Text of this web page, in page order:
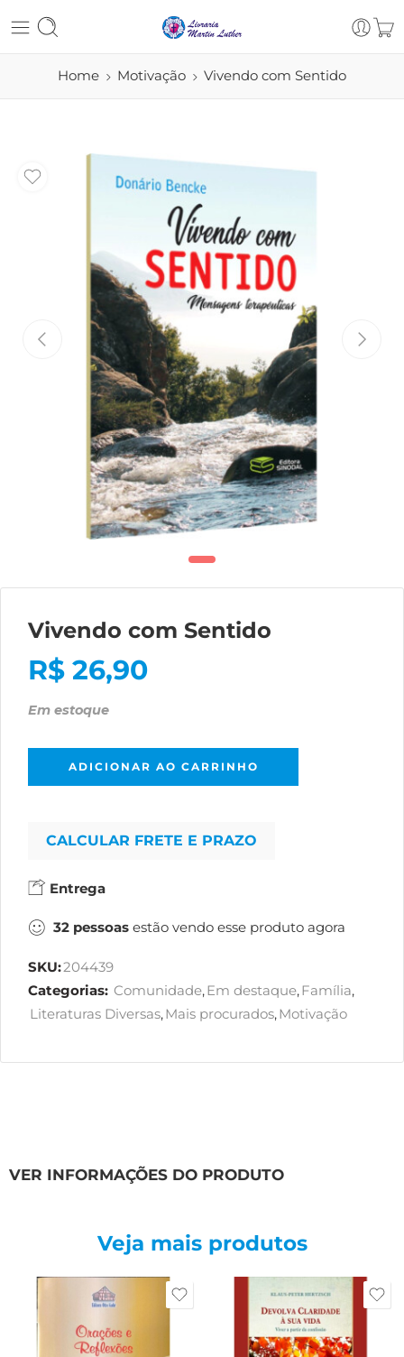
Home Motivação Vivendo com Sentido
Vivendo com Sentido
R$ 26,90
Em estoque
ADICIONAR AO CARRINHO
CALCULAR FRETE E PRAZO
Entrega
32 pessoas estão vendo esse produto agora
SKU:204439
Categorias: Comunidade,Em destaque,Família,
Literaturas Diversas,Mais procurados,Motivação
VER INFORMAÇÕES DO PRODUTO
Veja mais produtos